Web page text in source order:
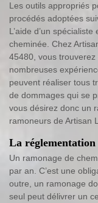
Les outils appropriés
procédés adoptées
L’aide d’un
cheminée. Chez
45480, vous
nombreuses
peuvent réaliser tous
de dommages qui se
vous désirez donc un
ramoneurs de Artisan
La réglementation
Un ramonage de
par an. C’est une
outre, un ramonage
seul peut délivrer un